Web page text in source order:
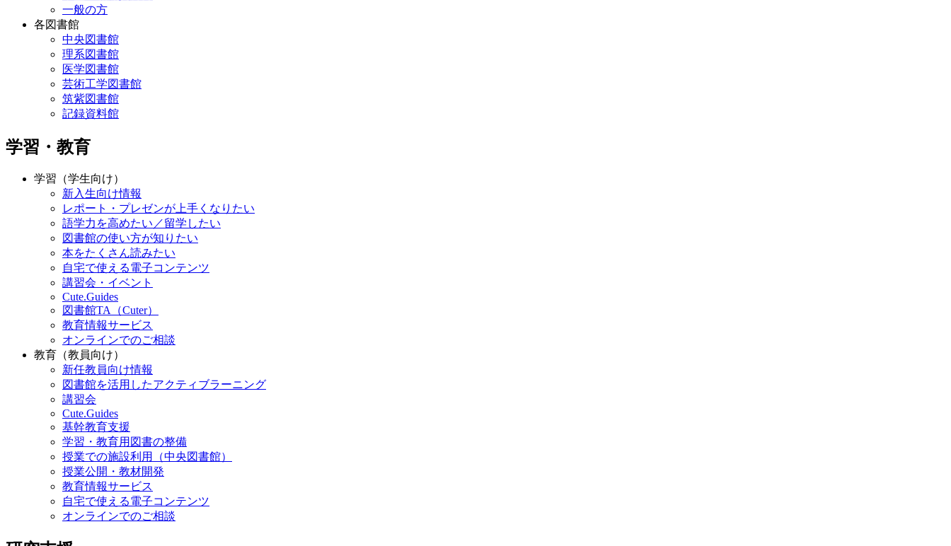
一般の方
各図書館
中央図書館
理系図書館
医学図書館
芸術工学図書館
筑紫図書館
記録資料館
学習・教育
学習（学生向け）
新入生向け情報
レポート・プレゼンが上手くなりたい
語学力を高めたい／留学したい
図書館の使い方が知りたい
本をたくさん読みたい
自宅で使える電子コンテンツ
講習会・イベント
Cute.Guides
図書館TA（Cuter）
教育情報サービス
オンラインでのご相談
教育（教員向け）
新任教員向け情報
図書館を活用したアクティブラーニング
講習会
Cute.Guides
基幹教育支援
学習・教育用図書の整備
授業での施設利用（中央図書館）
授業公開・教材開発
教育情報サービス
自宅で使える電子コンテンツ
オンラインでのご相談